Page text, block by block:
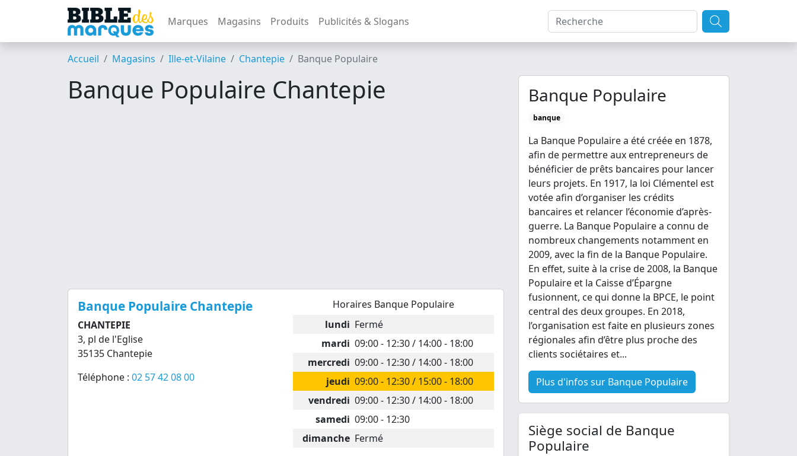
Marques Magasins Produits Publicités & Slogans
Accueil Magasins Ille-et-Vilaine Chantepie Banque Populaire
Banque Populaire Chantepie
Banque Populaire Chantepie
CHANTEPIE
3, pl de l'Eglise
35135 Chantepie
Téléphone : 02 57 42 08 00
Horaires Banque Populaire
lundi Fermé
mardi 09:00 - 12:30 / 14:00 - 18:00
mercredi 09:00 - 12:30 / 14:00 - 18:00
jeudi 09:00 - 12:30 / 15:00 - 18:00
vendredi 09:00 - 12:30 / 14:00 - 18:00
samedi 09:00 - 12:30
dimanche Fermé
Banque Populaire
banque
La Banque Populaire a été créée en 1878,
afin de permettre aux entrepreneurs de
bénéficier de prêts bancaires pour lancer
leurs projets. En 1917, la loi Clémentel est
votée afin d’organiser les crédits
bancaires et relancer l’économie d’après-
guerre. La Banque Populaire a connu de
nombreux changements notamment en
2009, avec la fin de la Banque Populaire.
En effet, suite à la crise de 2008, la Banque
Populaire et la Caisse d’Épargne
fusionnent, ce qui donne la BPCE, le point
central des deux groupes. En 2018,
l’organisation est faite en plusieurs zones
régionales afin d’être plus proche des
clients sociétaires et...
Plus d'infos sur Banque Populaire
Siège social de Banque
Populaire